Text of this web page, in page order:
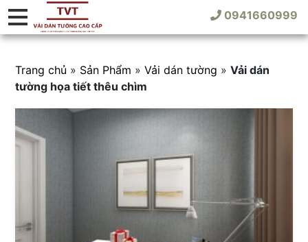
0941660999
Trang chủ » Sản Phẩm »Vải dán tường »Vải dán
tường họa tiết thêu chìm